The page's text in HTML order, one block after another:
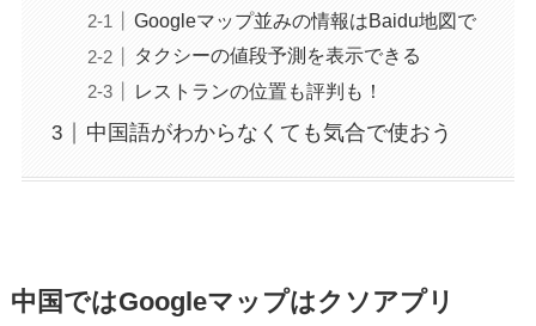
Googleマップ並みの情報はBaidu地図で
タクシーの値段予測を表示できる
レストランの位置も評判も！
中国語がわからなくても気合で使おう
中国ではGoogleマップはクソアプリ